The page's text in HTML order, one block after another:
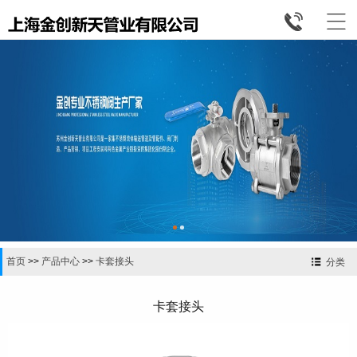


分类
首页 >> 产品中心 >> 卡套接头
卡套接头